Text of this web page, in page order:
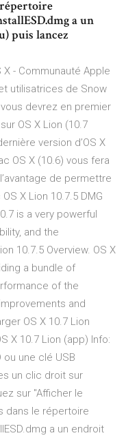
a un
puis lancez
X - Communauté Apple
utilisatrices de Snow
devrez en premier
OS X Lion (10.7
version d’OS X
OS X (10.6) vous fera
de permettre
X Lion 10.7.5 DMG
is a very powerful
and the
10.7.5 Overview. OS X
a bundle of
of the
and
OS X 10.7 Lion
X 10.7 Lion (app) Info:
une clé USB
un clic droit sur
sur "Afficher le
dans le répertoire
a un endroit